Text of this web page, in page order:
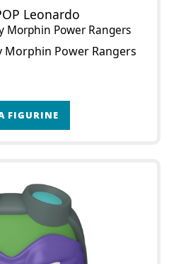
Leonardo
Morphin Power Rangers
Morphin Power Rangers
FIGURINE